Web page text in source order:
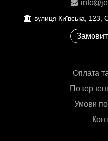
вулиця Київська, 123,
Оплата
Умови